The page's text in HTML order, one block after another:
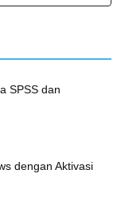
SPSS dan
dengan Aktivasi